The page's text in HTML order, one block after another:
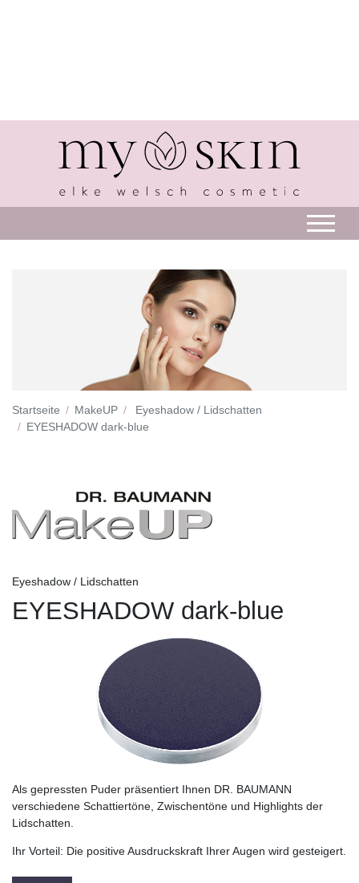
Startseite MakeUP
Eyeshadow / Lidschatten
EYESHADOW dark-blue
Eyeshadow / Lidschatten
EYESHADOW dark-blue
Als gepressten Puder präsentiert Ihnen DR. BAUMANN
verschiedene Schattiertöne, Zwischentöne und Highlights der
Lidschatten.
Ihr Vorteil: Die positive Ausdruckskraft Ihrer Augen wird gesteigert.